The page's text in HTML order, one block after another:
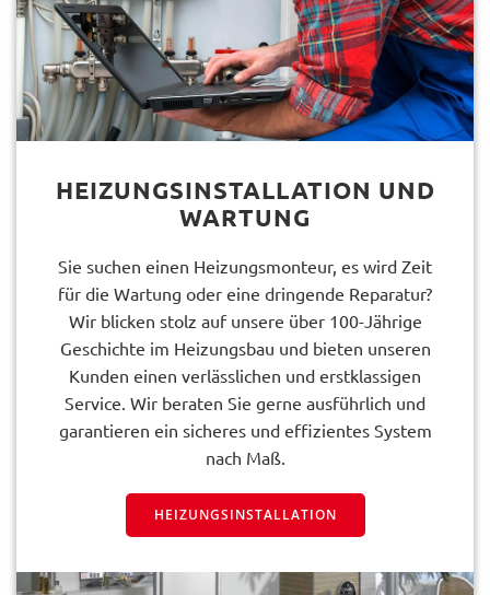
HEIZUNGSINSTALLATION UND
WARTUNG
Sie suchen einen Heizungsmonteur, es wird Zeit
für die Wartung oder eine dringende Reparatur?
Wir blicken stolz auf unsere über 100-Jährige
Geschichte im Heizungsbau und bieten unseren
Kunden einen verlässlichen und erstklassigen
Service. Wir beraten Sie gerne ausführlich und
garantieren ein sicheres und effizientes System
nach Maß.
HEIZUNGSINSTALLATION